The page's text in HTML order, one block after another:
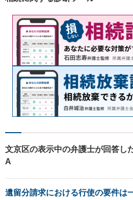
文京区の表示中の弁護士が回答し
A
遺留分請求における行使の要件は